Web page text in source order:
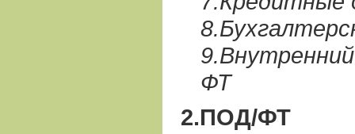
ФТ
2.ПОД/ФТ